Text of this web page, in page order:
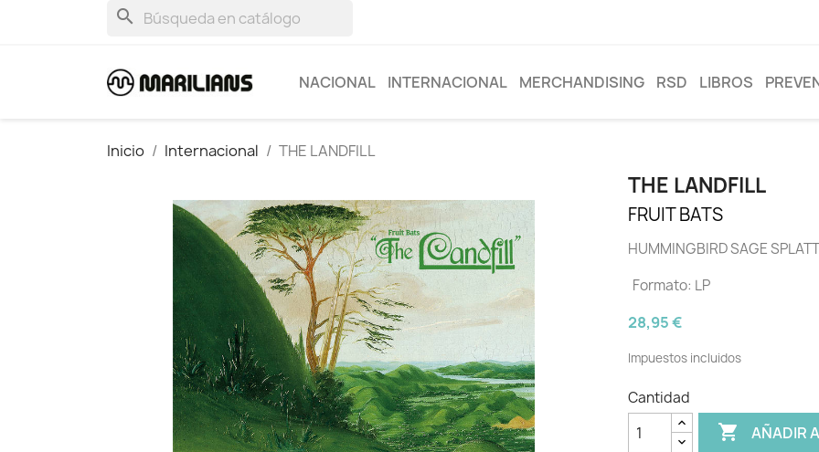
search
NACIONAL INTERNACIONAL MERCHANDISING RSD LIBROS
Inicio Internacional THE LANDFILL
THE LANDFILL
FRUIT BATS
HUMMINGBIRD SAGE
Formato: LP
28,95 €
Impuestos incluidos
Cantidad
 AÑADIR